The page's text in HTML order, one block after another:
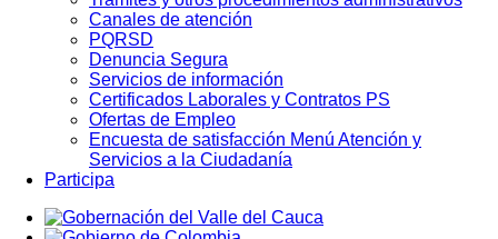
Canales de atención
PQRSD
Denuncia Segura
Servicios de información
Certificados Laborales y Contratos PS
Ofertas de Empleo
Encuesta de satisfacción Menú Atención y
Servicios a la Ciudadanía
Participa